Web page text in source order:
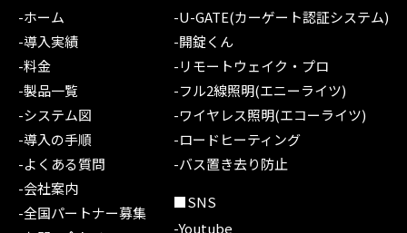
-ホーム
-導入実績
-料金
-製品一覧
-システム図
-導入の手順
-よくある質問
-会社案内
-全国パートナー募集
-U-GATE(カーゲート認証システム)
-開錠くん
-リモートウェイク・プロ
-フル2線照明(エニーライツ)
-ワイヤレス照明(エコーライツ)
-ロードヒーティング
-バス置き去り防止
■SNS
-Youtube